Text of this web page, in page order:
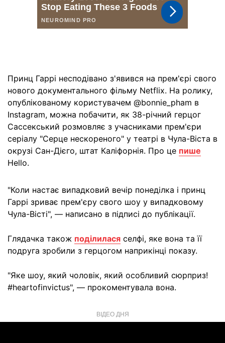
Принц Гаррі несподівано з'явився на прем'єрі свого
нового документального фільму Netflix. На ролику,
опублікованому користувачем @bonnie_pham в
Instagram, можна побачити, як 38-річний герцог
Сассекський розмовляє з учасниками прем'єри
серіалу "Серце нескореного" у театрі в Чула-Віста в
окрузі Сан-Дієго, штат Каліфорнія. Про це пише
Hello.
"Коли настає випадковий вечір понеділка і принц
Гаррі зриває прем'єру свого шоу у випадковому
Чула-Вісті", — написано в підписі до публікації.
Глядачка також поділилася селфі, яке вона та її
подруга зробили з герцогом наприкінці показу.
"Яке шоу, який чоловік, який особливий сюрприз!
#heartofinvictus", — прокоментувала вона.
ВІДЕО ДНЯ